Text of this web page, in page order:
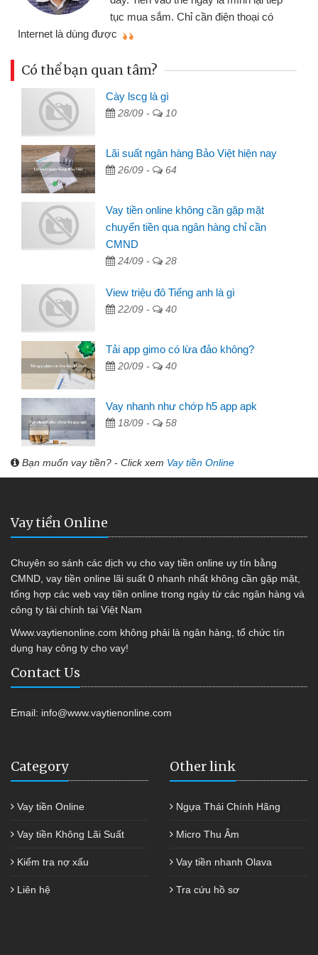
đã giải quyết được công việc của
Có thể bạn quan tâm?
Cày lscg là gì
28/09 - 10
Lãi suất ngân hàng Bảo Việt hiện nay
26/09 - 64
Vay tiền online không cần gặp mặt
chuyển tiền qua ngân hàng chỉ cần
CMND
24/09 - 28
View triệu đô Tiếng anh là gì
22/09 - 40
Tải app gimo có lừa đảo không?
20/09 - 40
Vay nhanh như chớp h5 app apk
18/09 - 58
Bạn muốn vay tiền? - Click xem Vay tiền Online
Vay tiền Online
Chuyên so sánh các dịch vụ cho vay tiền online uy tín bằng
CMND, vay tiền online lãi suất 0 nhanh nhất không cần gặp mặt,
tổng hợp các web vay tiền online trong ngày từ các ngân hàng và
công ty tài chính tại Việt Nam
Www.vaytienonline.com không phải là ngân hàng, tổ chức tín
dụng hay công ty cho vay!
Contact Us
Email: info@www.vaytienonline.com
Category
Vay tiền Online
Vay tiền Không Lãi Suất
Kiểm tra nợ xấu
Liên hệ
Other link
Ngựa Thái Chính Hãng
Micro Thu Âm
Vay tiền nhanh Olava
Tra cứu hồ sơ